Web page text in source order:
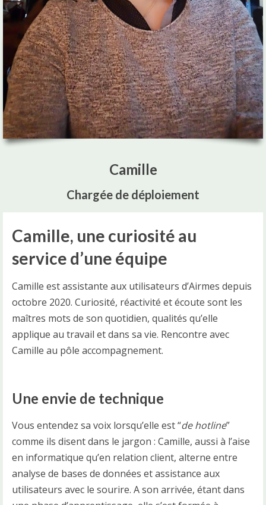
Camille
Chargée de déploiement
Camille, une curiosité au
service d’une équipe
Camille est assistante aux utilisateurs d’Airmes depuis
octobre 2020. Curiosité, réactivité et écoute sont les
maîtres mots de son quotidien, qualités qu’elle
applique au travail et dans sa vie. Rencontre avec
Camille au pôle accompagnement.
Une envie de technique
Vous entendez sa voix lorsqu’elle est “de hotline”
comme ils disent dans le jargon : Camille, aussi à l’aise
en informatique qu’en relation client, alterne entre
analyse de bases de données et assistance aux
utilisateurs avec le sourire. A son arrivée, étant dans